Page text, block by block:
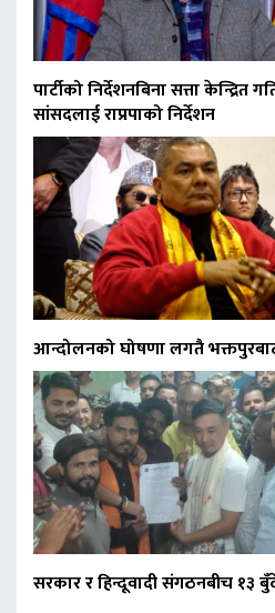
पार्टीको निर्देशनबिना सत्ता केन्द्रित
सांसदलाई राप्रपाको निर्देशन
आन्दोलनको घोषणा लगतै भक्तपुरबाट
सरकार र हिन्दूवादी संगठनबीच १३